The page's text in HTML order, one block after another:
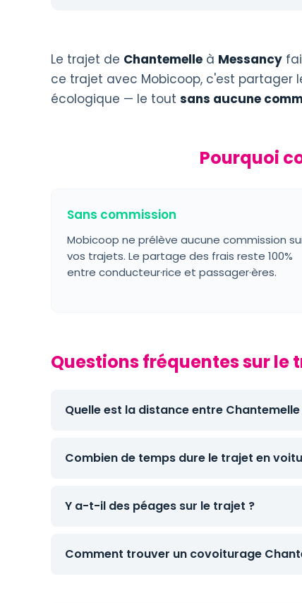
Le trajet de Chantemelle à Messancy
ce trajet avec Mobicoop, c'est partager
écologique — le tout sans aucune
Pourquoi
Sans commission
Mobicoop ne prélève aucune commission
vos trajets. Le partage des frais reste 100%
entre conducteur·rice et passager·ères.
Questions fréquentes sur
Quelle est la distance entre
Combien de temps dure le trajet en
Y a-t-il des péages sur le trajet ?
Comment trouver un covoiturage